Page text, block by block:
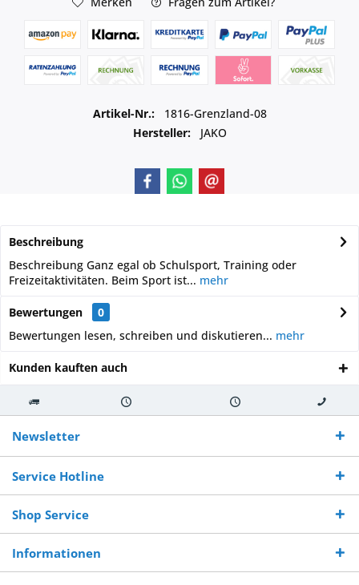
Artikel-Nr.:
1816-Grenzland-08
Hersteller:
JAKO
Beschreibung
Beschreibung Ganz egal ob Schulsport, Training oder
Freizeitaktivitäten. Beim Sport ist... mehr
Bewertungen
0
Bewertungen lesen, schreiben und diskutieren... mehr
Kunden kauften auch
Kostenloser
Versand ab €
250,-
Versand innerhalb von Versand von So erreichen
Sie uns 0160
970 511 90
Newsletter
Service Hotline
Shop Service
Informationen